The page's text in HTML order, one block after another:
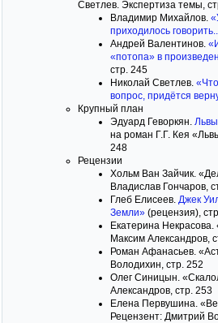
Светлев. Экспертиза темы,
Владимир Михайлов.
приходилось
Андрей Валентинов.
«потопа» в
стр. 245
Николай Светлев.
вопрос, придётся
Крупный план
Эдуард Геворкян.
на роман Г.Г. Кея
248
Рецензии
Хольм Ван Зайчик.
Владислав Гончаров,
Глеб Елисеев. Джек
Земли» (рецензия),
Екатерина
Максим Александров,
Роман Афанасьев.
Володихин, стр. 252
Олег Синицын.
Александров, стр. 253
Елена Первушина.
Рецензент: Дмитрий